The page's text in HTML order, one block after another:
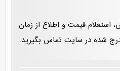
استعلام قیمت و اطلاع از زمان
شده در سایت تماس بگیرید.